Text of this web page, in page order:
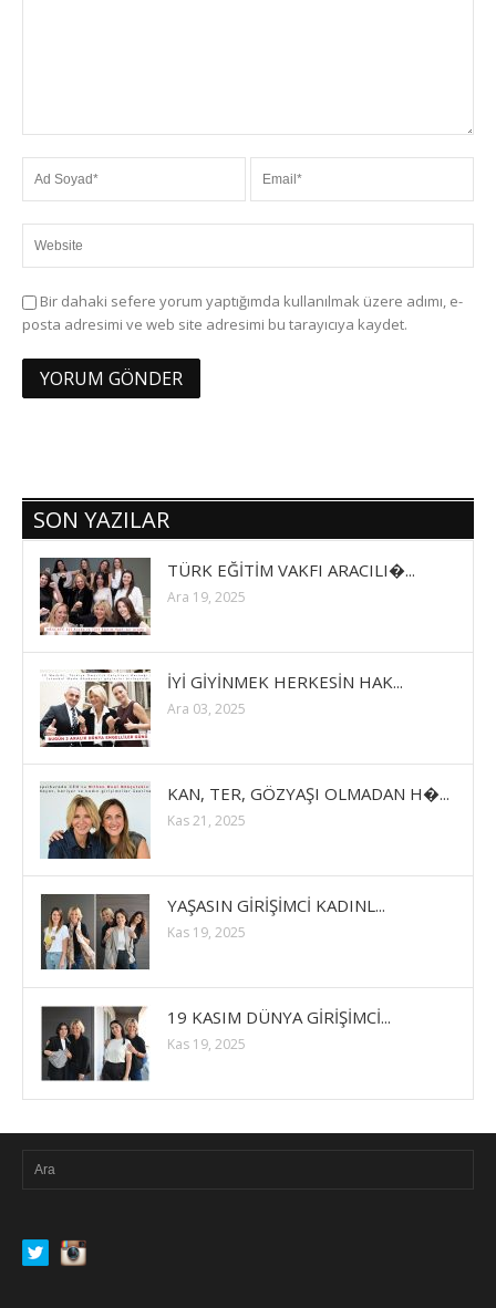
Bir dahaki sefere yorum yaptığımda kullanılmak üzere adımı, e-
posta adresimi ve web site adresimi bu tarayıcıya kaydet.
SON YAZILAR
TÜRK EĞİTİM VAKFI ARACILI�...
Ara 19, 2025
İYİ GİYİNMEK HERKESİN HAK...
Ara 03, 2025
KAN, TER, GÖZYAŞI OLMADAN H�...
Kas 21, 2025
YAŞASIN GİRİŞİMCİ KADINL...
Kas 19, 2025
19 KASIM DÜNYA GİRİŞİMCİ...
Kas 19, 2025